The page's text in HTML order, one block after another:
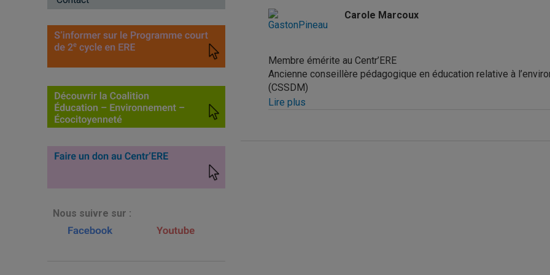
Nous suivre sur :
Carole Marcoux
Membre émérite au Centr’ERE
Ancienne conseillère pédagogique en éducation relative à
(CSSDM)
Lire plus